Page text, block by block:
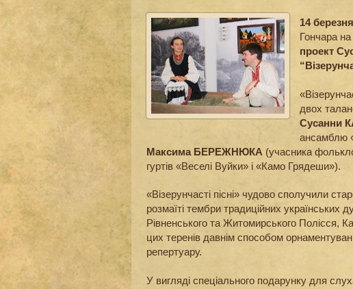
14 березня
Гончара на
проект
двох
Сусанни
ансамблю
Максима БЕРЕЖНЮКА (учасника
гуртів «Веселі Вуйки» і «Камо Грядеши»).
«Візерунчасті пісні» чудово сполучили
розмаїті тембри традиційних українських
Рівненського та Житомирського Полісся,
цих теренів давнім способом
репертуару.
У вигляді спеціального подарунку для